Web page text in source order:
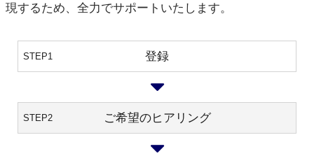
現するため、全力でサポートいたします。
STEP1 登録
STEP2 ご希望のヒアリング